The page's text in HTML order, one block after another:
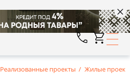
Реализованные проекты Жилые